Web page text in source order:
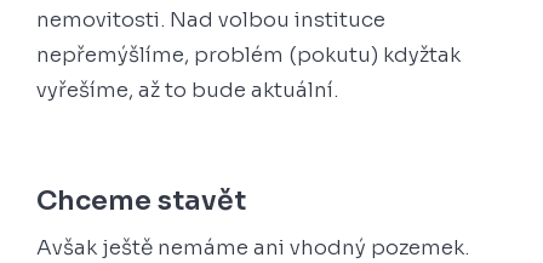
nemovitosti. Nad volbou instituce
nepřemýšlíme, problém (pokutu) kdyžtak
vyřešíme, až to bude aktuální.
Chceme stavět
Avšak ještě nemáme ani vhodný pozemek.